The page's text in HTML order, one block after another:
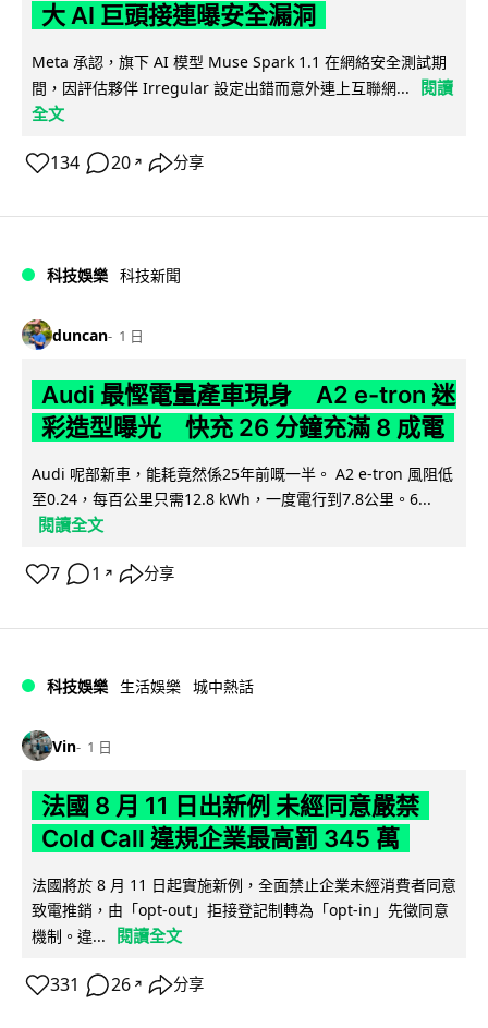
大 AI 巨頭接連曝安全漏洞
Meta 承認，旗下 AI 模型 Muse Spark 1.1 在網絡安全測試期
間，因評估夥伴 Irregular 設定出錯而意外連上互聯網...
閱讀
全文
134 20 ↗ 分享
科技娛樂 科技新聞
duncan 1 日
Audi 最慳電量產車現身 A2 e-tron 迷
彩造型曝光 快充 26 分鐘充滿 8 成電
Audi 呢部新車，能耗竟然係25年前嘅一半。 A2 e-tron 風阻低
至0.24，每百公里只需12.8 kWh，一度電行到7.8公里。6...
閱讀全文
7 1 ↗ 分享
科技娛樂 生活娛樂 城中熱話
Vin 1 日
法國 8 月 11 日出新例 未經同意嚴禁
Cold Call 違規企業最高罰 345 萬
法國將於 8 月 11 日起實施新例，全面禁止企業未經消費者同意
致電推銷，由「opt-out」拒接登記制轉為「opt-in」先徵同意
機制。違...
閱讀全文
331 26 ↗ 分享